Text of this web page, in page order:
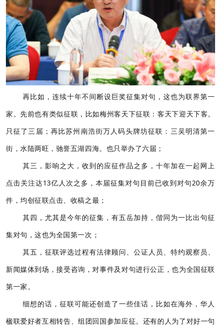
再比如，连续十年不间断设巨奖征集对句，这也为联界第一
家。先前也有类似征联，比如梅州客天下征联：客天下迎天下客。
只征了三届；再比苏州南浩街万人码头牌坊征联：三吴明清第一
街，水陆两旺，驰誉五湖四海。也只举办了六届；
其三，影响之大，收到的应征作品之多，十年加在一起网上
点击关注达13亿人次之多，本届征集对句目前已收到对句20余万
件，均创征联点击、收稿之最；
其四，尤其是今年的征集，有五岳加持，偕同为一比出句征
集对句，这也为全国第一次；
其五，征联评选过程有法律顾问、公证人员、特约观察员、
新闻媒体到场，接受咨询，对事件及对句进行公正，也为全国征联
第一家。
细想的话，征联可能还创造了一些佳话，比如在海外，华人
楹联爱好者互相转告、组团回国参加应征。还有的人为了对好一句